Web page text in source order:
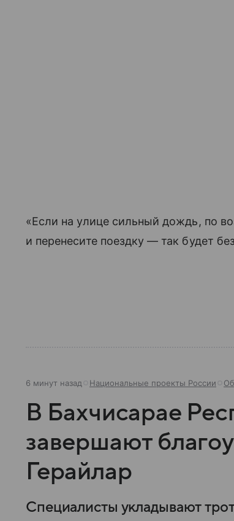
«Если на улице сильный дождь, по
и перенесите поездку — так будет
6 минут назад Национальные проекты России
В Бахчисарае
завершают
Герайлар
Специалисты укладывают